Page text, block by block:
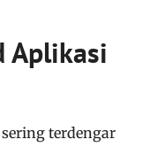
Aplikasi
terdengar